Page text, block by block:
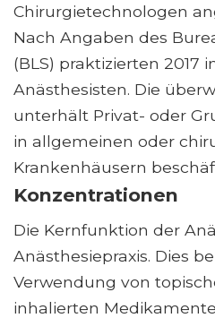
Chirurgietechnologen
Nach Angaben des
(BLS) praktizierten 2017
Anästhesisten. Die
unterhält Privat- oder
in allgemeinen oder
Krankenhäusern
Konzentrationen
Die Kernfunktion der
Anästhesiepraxis. Dies
Verwendung von
inhalierten